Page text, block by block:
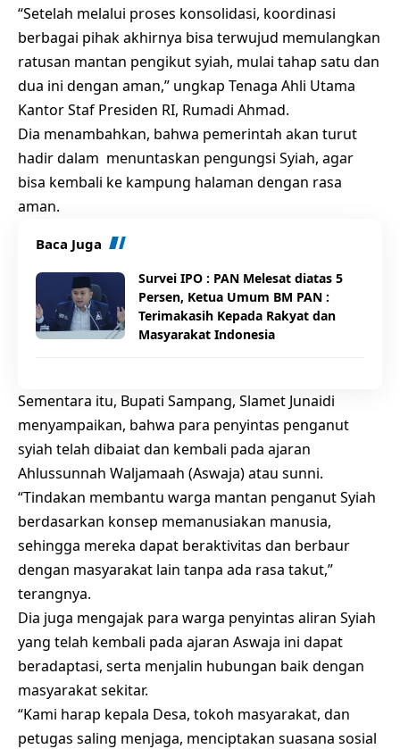
“Setelah melalui proses konsolidasi, koordinasi
berbagai pihak akhirnya bisa terwujud memulangkan
ratusan mantan pengikut syiah, mulai tahap satu dan
dua ini dengan aman,” ungkap Tenaga Ahli Utama
Kantor Staf Presiden RI, Rumadi Ahmad.
Dia menambahkan, bahwa pemerintah akan turut
hadir dalam menuntaskan pengungsi Syiah, agar
bisa kembali ke kampung halaman dengan rasa
aman.
Baca Juga
Survei IPO : PAN Melesat diatas 5
Persen, Ketua Umum BM PAN :
Terimakasih Kepada Rakyat dan
Masyarakat Indonesia
Sementara itu, Bupati Sampang, Slamet Junaidi
menyampaikan, bahwa para penyintas penganut
syiah telah dibaiat dan kembali pada ajaran
Ahlussunnah Waljamaah (Aswaja) atau sunni.
“Tindakan membantu warga mantan penganut Syiah
berdasarkan konsep memanusiakan manusia,
sehingga mereka dapat beraktivitas dan berbaur
dengan masyarakat lain tanpa ada rasa takut,”
terangnya.
Dia juga mengajak para warga penyintas aliran Syiah
yang telah kembali pada ajaran Aswaja ini dapat
beradaptasi, serta menjalin hubungan baik dengan
masyarakat sekitar.
“Kami harap kepala Desa, tokoh masyarakat, dan
petugas saling menjaga, menciptakan suasana sosial